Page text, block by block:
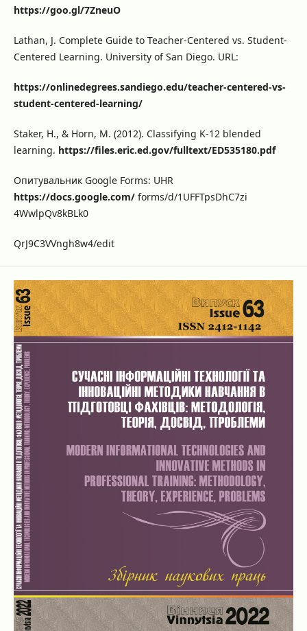
https://goo.gl/7ZneuO
Lathan, J. Complete Guide to Teacher-Centered vs. Student-
Centered Learning. University of San Diego. URL:
https://onlinedegrees.sandiego.edu/teacher-centered-vs-
student-centered-learning/
Staker, H., & Horn, M. (2012). Classifying K-12 blended
learning. https://files.eric.ed.gov/fulltext/ED535180.pdf
Опитувальник Google Forms: UHR
https://docs.google.com/forms/d/1UFFTpsDhC7zi
4WwlpQv8kBLk0
QrJ9C3VVngh8w4/edit